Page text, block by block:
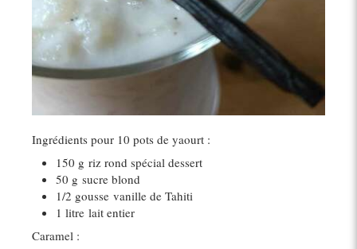
Ingrédients pour 10 pots de yaourt :
150 g riz rond spécial dessert
50 g sucre blond
1/2 gousse vanille de Tahiti
1 litre lait entier
Caramel :